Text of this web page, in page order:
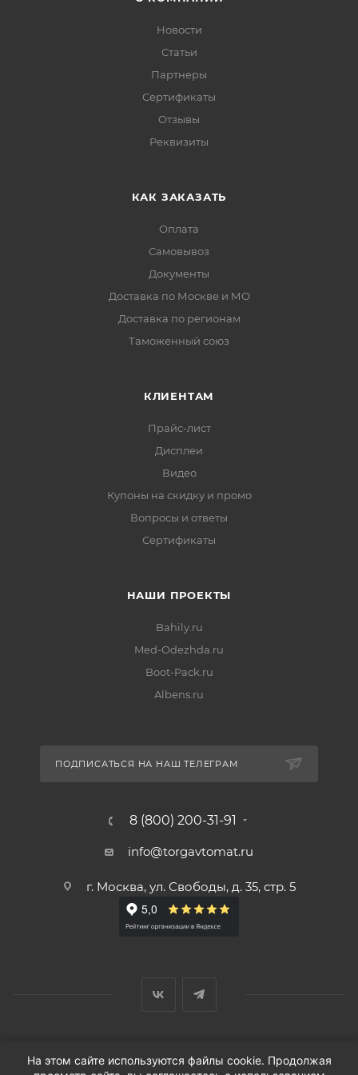
Новости
Статьи
Партнеры
Сертификаты
Отзывы
Реквизиты
КАК ЗАКАЗАТЬ
Оплата
Самовывоз
Документы
Доставка по Москве и МО
Доставка по регионам
Таможенный союз
КЛИЕНТАМ
Прайс-лист
Дисплеи
Видео
Купоны на скидку и промо
Вопросы и ответы
Сертификаты
НАШИ ПРОЕКТЫ
Bahily.ru
Med-Odezhda.ru
Boot-Pack.ru
Albens.ru
ПОДПИСАТЬСЯ НА НАШ ТЕЛЕГРАМ
8 (800) 200-31-91
info@torgavtomat.ru
г. Москва, ул. Свободы, д. 35, стр. 5
© ООО «Вендорс», 1999-2026 г.
На этом сайте используются файлы cookie. Продолжая